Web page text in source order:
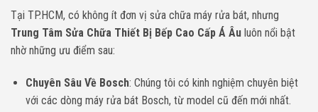
Tại TP.HCM, có không ít đơn vị sửa chữa máy rửa bát, nhưng
Trung Tâm Sửa Chữa Thiết Bị Bếp Cao Cấp Á Âu luôn nổi bật
nhờ những ưu điểm sau:
Chuyên Sâu Về Bosch: Chúng tôi có kinh nghiệm chuyên biệt
với các dòng máy rửa bát Bosch, từ model cũ đến mới nhất.